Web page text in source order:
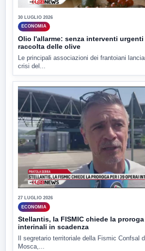
30 LUGLIO 2026
ECONOMIA
Olio l'allarme: senza interventi
raccolta delle olive
Le principali associazioni dei frantoiani
crisi del...
27 LUGLIO 2026
ECONOMIA
Stellantis, la FISMIC chiede la
interinali in scadenza
Il segretario territoriale della Fismic Confsal
Mosca,...